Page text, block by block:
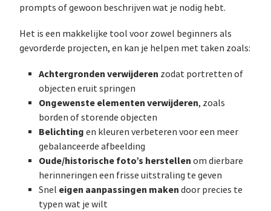
prompts of gewoon beschrijven wat je nodig hebt.
Het is een makkelijke tool voor zowel beginners als
gevorderde projecten, en kan je helpen met taken zoals:
Achtergronden verwijderen zodat portretten of
objecten eruit springen
Ongewenste elementen verwijderen, zoals
borden of storende objecten
Belichting en kleuren verbeteren voor een meer
gebalanceerde afbeelding
Oude/historische foto’s herstellen om dierbare
herinneringen een frisse uitstraling te geven
Snel eigen aanpassingen maken door precies te
typen wat je wilt